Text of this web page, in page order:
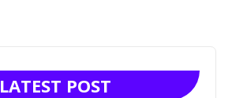
LATEST POST